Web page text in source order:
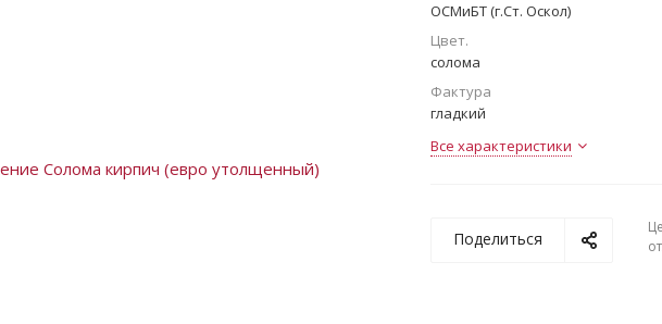
ОСМиБТ (г.Ст. Оскол)
Цвет.
солома
Фактура
гладкий
Все характеристики
Поделиться